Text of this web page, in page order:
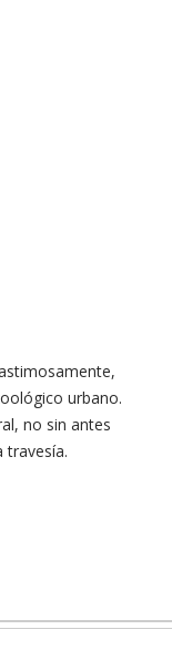
urbano.
no sin antes
travesía.